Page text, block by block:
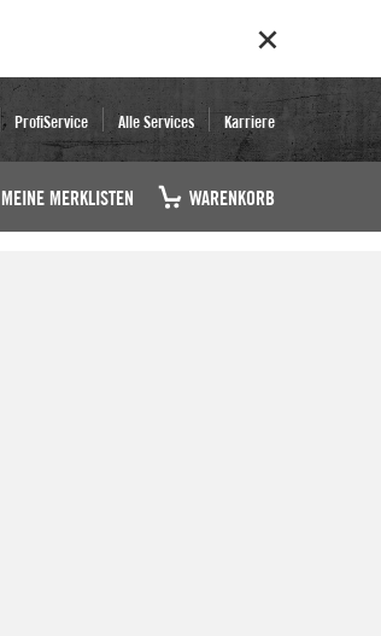
ProfiService Alle Services Karriere
MEINE MERKLISTEN WARENKORB